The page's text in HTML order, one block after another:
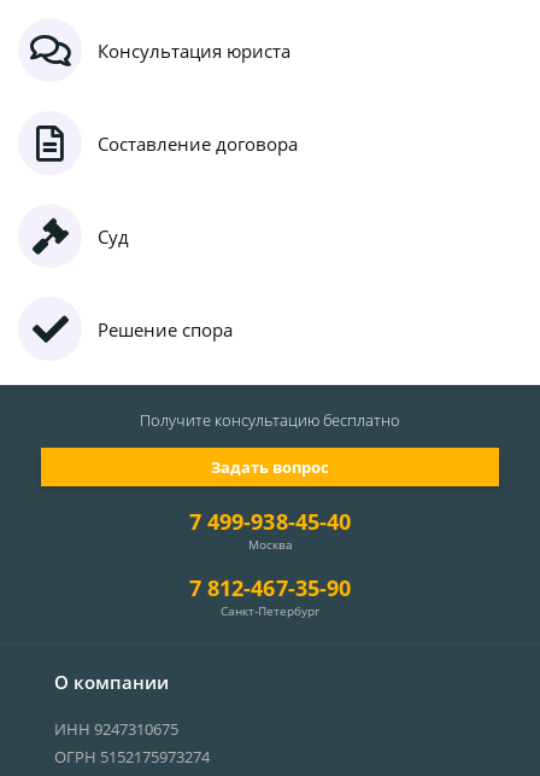
Консультация юриста
Составление договора
Суд
Решение спора
О компании
ИНН 9247310675
ОГРН 5152175973274
7 499-938-45-40
Москва
7 812-467-35-90
Санкт-Петербург
Задать вопрос
Получите консультациюбесплатно